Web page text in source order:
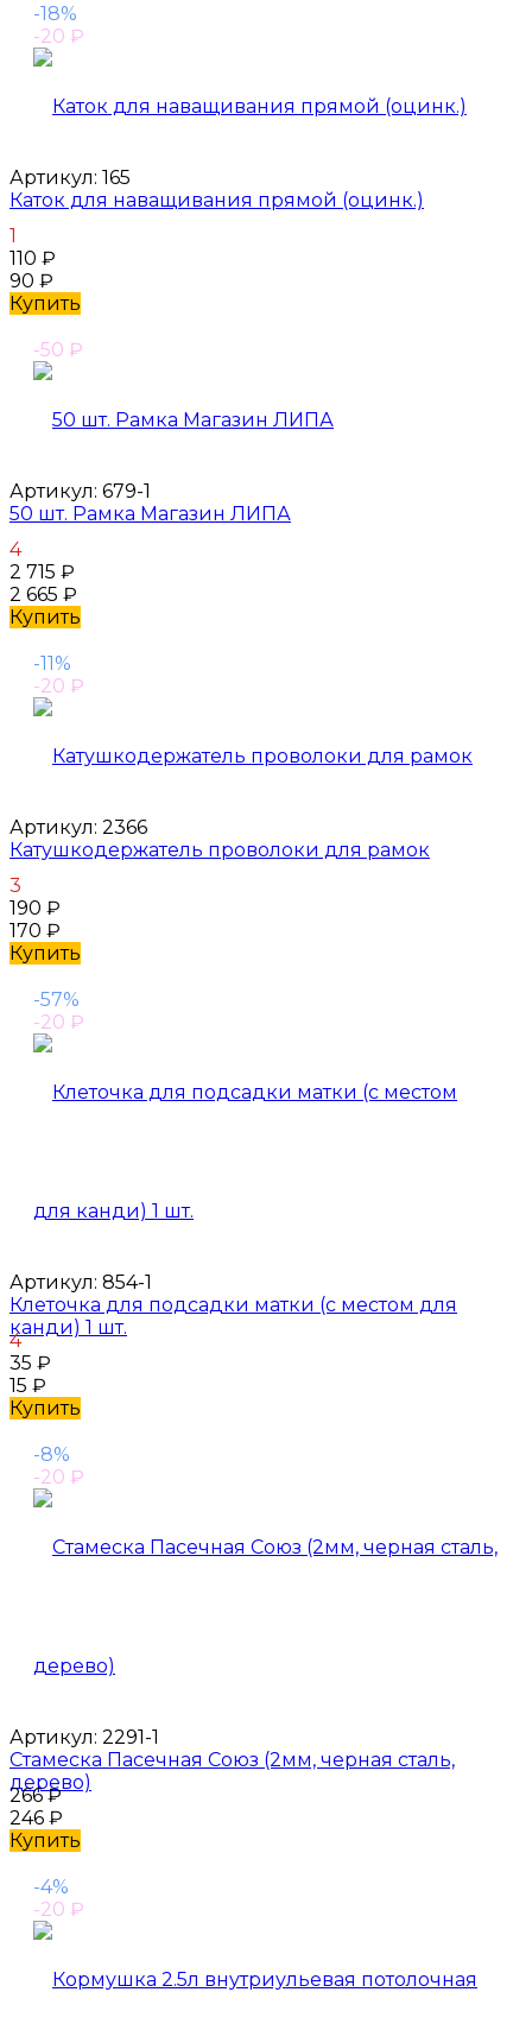
-18%
-20 ₽
Артикул: 165
Каток для наващивания прямой (оцинк.)
1
110 ₽
90 ₽
Купить
-50 ₽
Артикул: 679-1
50 шт. Рамка Магазин ЛИПА
4
2 715 ₽
2 665 ₽
Купить
-11%
-20 ₽
Артикул: 2366
Катушкодержатель проволоки для рамок
3
190 ₽
170 ₽
Купить
-57%
-20 ₽
Артикул: 854-1
Клеточка для подсадки матки (с местом для
канди) 1 шт.
4
35 ₽
15 ₽
Купить
-8%
-20 ₽
Артикул: 2291-1
Стамеска Пасечная Союз (2мм, черная сталь,
дерево)
266₽
246 ₽
Купить
-4%
-20 ₽